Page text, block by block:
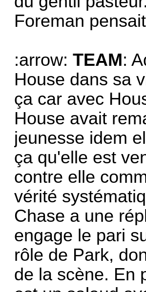
Foreman
:arrow:TEAM:
House dans sa
ça car avec
House avait
jeunesse idem
ça qu'elle est
contre elle
vérité
Chase a une
engage le pari
rôle de Park,
de la scène. En